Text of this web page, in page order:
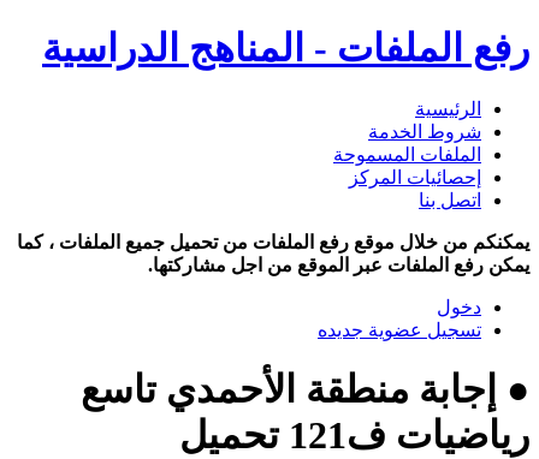
رفع الملفات - المناهج الدراسية
الرئيسية
شروط الخدمة
الملفات المسموحة
إحصائيات المركز
اتصل بنا
يمكنكم من خلال موقع رفع الملفات من تحميل جميع الملفات ، كما
يمكن رفع الملفات عبر الموقع من اجل مشاركتها.
دخول
تسجيل عضوية جديده
● إجابة منطقة الأحمدي تاسع
رياضيات ف121 تحميل